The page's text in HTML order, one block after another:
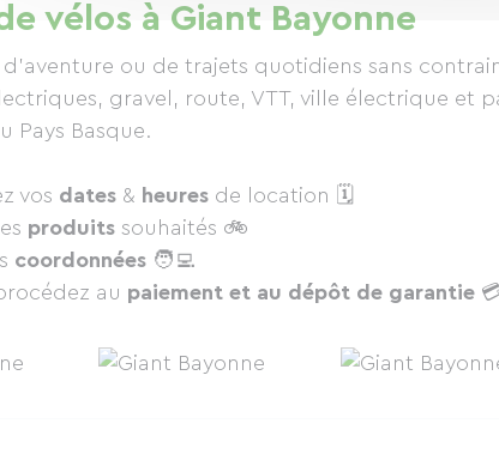
vélos à Giant Bayonne
d’aventure ou de trajets quotidiens sans
gravel, route, VTT, ville électrique et
Pays Basque.
vos dates & heures de location 🗓
produits souhaités 🚲
coordonnées 🧑‍💻
au paiement et au dépôt de garantie